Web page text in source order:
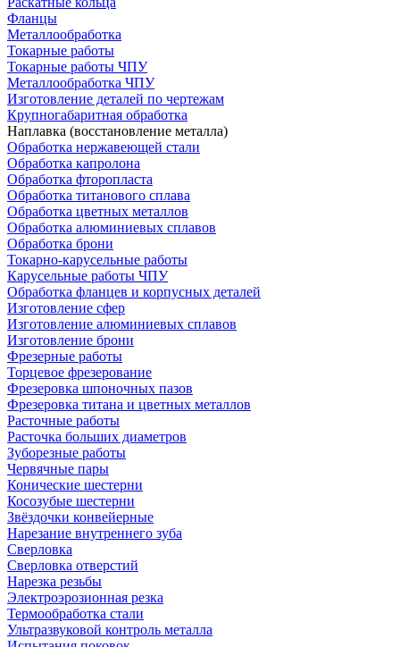
Фланцы
Металлообработка
Токарные работы
Токарные работы ЧПУ
Металлообработка ЧПУ
Изготовление деталей по чертежам
Крупногабаритная обработка
Наплавка (восстановление металла)
Обработка нержавеющей стали
Обработка капролона
Обработка фторопласта
Обработка титанового сплава
Обработка цветных металлов
Обработка алюминиевых сплавов
Обработка брони
Токарно-карусельные работы
Карусельные работы ЧПУ
Обработка фланцев и корпусных деталей
Изготовление сфер
Изготовление алюминиевых сплавов
Изготовление брони
Фрезерные работы
Торцевое фрезерование
Фрезеровка шпоночных пазов
Фрезеровка титана и цветных металлов
Расточные работы
Расточка больших диаметров
Зуборезные работы
Червячные пары
Конические шестерни
Косозубые шестерни
Звёздочки конвейерные
Нарезание внутреннего зуба
Сверловка
Сверловка отверстий
Нарезка резьбы
Электроэрозионная резка
Термообработка стали
Ультразвуковой контроль металла